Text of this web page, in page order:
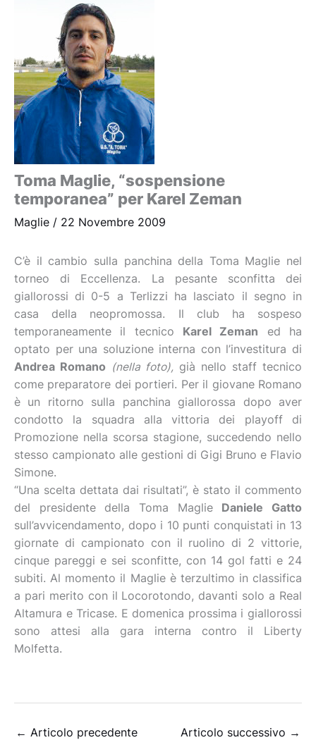
Toma Maglie, “sospensione
temporanea” per Karel Zeman
Maglie / 22 Novembre 2009
C’è il cambio sulla panchina della Toma Maglie nel
torneo di Eccellenza. La pesante sconfitta dei
giallorossi di 0-5 a Terlizzi ha lasciato il segno in
casa della neopromossa. Il club ha sospeso
temporaneamente il tecnico Karel Zeman ed ha
optato per una soluzione interna con l’investitura di
Andrea Romano (nella foto), già nello staff tecnico
come preparatore dei portieri. Per il giovane Romano
è un ritorno sulla panchina giallorossa dopo aver
condotto la squadra alla vittoria dei playoff di
Promozione nella scorsa stagione, succedendo nello
stesso campionato alle gestioni di Gigi Bruno e Flavio
Simone.
“Una scelta dettata dai risultati”, è stato il commento
del presidente della Toma Maglie Daniele Gatto
sull’avvicendamento, dopo i 10 punti conquistati in 13
giornate di campionato con il ruolino di 2 vittorie,
cinque pareggi e sei sconfitte, con 14 gol fatti e 24
subiti. Al momento il Maglie è terzultimo in classifica
a pari merito con il Locorotondo, davanti solo a Real
Altamura e Tricase. E domenica prossima i giallorossi
sono attesi alla gara interna contro il Liberty
Molfetta.
← Articolo precedente Articolo successivo →